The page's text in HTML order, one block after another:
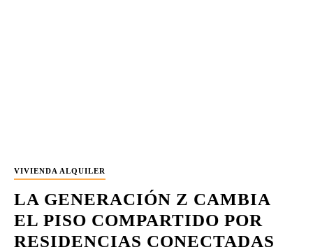
VIVIENDA ALQUILER
LA GENERACIÓN Z CAMBIA
EL PISO COMPARTIDO POR
RESIDENCIAS CONECTADAS